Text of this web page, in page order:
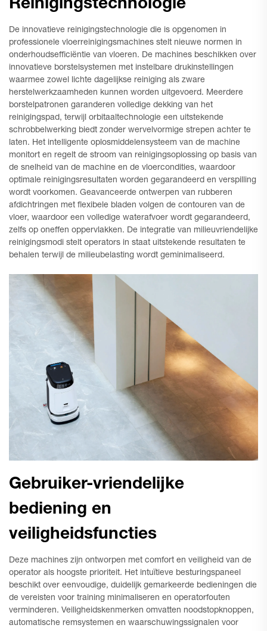
Reinigingstechnologie
De innovatieve reinigingstechnologie die is opgenomen in
professionele vloerreinigingsmachines stelt nieuwe normen in
onderhoudsefficiëntie van vloeren. De machines beschikken over
innovatieve borstelsystemen met instelbare drukinstellingen
waarmee zowel lichte dagelijkse reiniging als zware
herstelwerkzaamheden kunnen worden uitgevoerd. Meerdere
borstelpatronen garanderen volledige dekking van het
reinigingspad, terwijl orbitaaltechnologie een uitstekende
schrobbelwerking biedt zonder wervelvormige strepen achter te
laten. Het intelligente oplosmiddelensysteem van de machine
monitort en regelt de stroom van reinigingsoplossing op basis van
de snelheid van de machine en de vloercondities, waardoor
optimale reinigingsresultaten worden gegarandeerd en verspilling
wordt voorkomen. Geavanceerde ontwerpen van rubberen
afdichtringen met flexibele bladen volgen de contouren van de
vloer, waardoor een volledige waterafvoer wordt gegarandeerd,
zelfs op oneffen oppervlakken. De integratie van milieuvriendelijke
reinigingsmodi stelt operators in staat uitstekende resultaten te
behalen terwijl de milieubelasting wordt geminimaliseerd.
Gebruiker-vriendelijke
bediening en
veiligheidsfuncties
Deze machines zijn ontworpen met comfort en veiligheid van de
operator als hoogste prioriteit. Het intuïtieve besturingspaneel
beschikt over eenvoudige, duidelijk gemarkeerde bedieningen die
de vereisten voor training minimaliseren en operatorfouten
verminderen. Veiligheidskenmerken omvatten noodstopknoppen,
automatische remsystemen en waarschuwingssignalen voor